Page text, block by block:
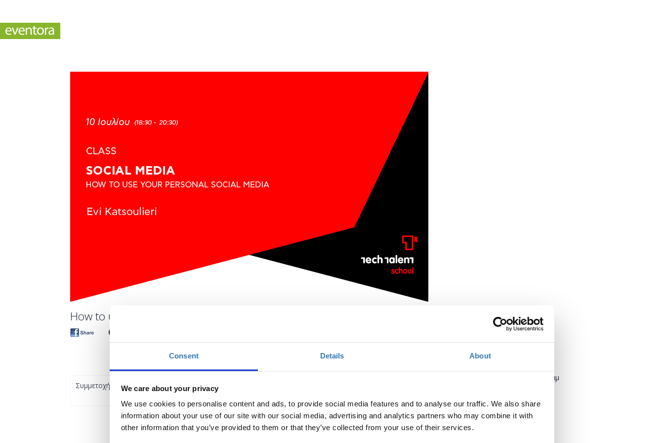
Consent Details About
We care about your privacy
We use cookies to personalise content and ads, to provide social media features and to analyse our traffic. We also share
information about your use of our site with our social media, advertising and analytics partners who may combine it with
other information that you’ve provided to them or that they’ve collected from your use of their services.
How to use your personal Social Media
Συμμετοχή
6:30 μμ
Προσθήκη στο ημερολόγιό σας
Πού;